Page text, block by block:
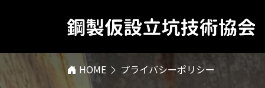
HOME プライバシーポリシー